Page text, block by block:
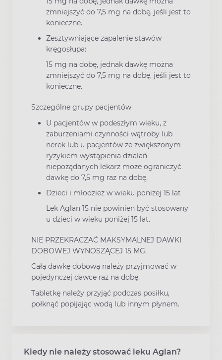
zmniejszyć do 7,5 mg na dobę, jeśli jest to
konieczne.
Zesztywniające zapalenie stawów
kręgosłupa:
15 mg na dobę, jednak dawkę można
zmniejszyć do 7,5 mg na dobę, jeśli jest to
konieczne.
Szczególne grupy pacjentów
U pacjentów w podeszłym wieku, z
zaburzeniami czynności wątroby lub
nerek lub u pacjentów ze zwiększonym
ryzykiem wystąpienia działań
niepożądanych lekarz może ograniczyć
dawkę do 7,5 mg raz na dobę.
Dzieci i młodzież w wieku poniżej 15 lat
Lek Aglan 15 nie powinien być stosowany
u dzieci w wieku poniżej 15 lat.
NIE PRZEKRACZAĆ MAKSYMALNEJ DAWKI
DOBOWEJ WYNOSZĄCEJ 15 MG.
Całą dawkę dobową należy przyjmować w
pojedynczej dawce raz na dobę.
Tabletkę należy przyjąć podczas posiłku,
połknąć popijając wodą lub innym płynem.
Kiedy nie należy stosować leku Aglan?